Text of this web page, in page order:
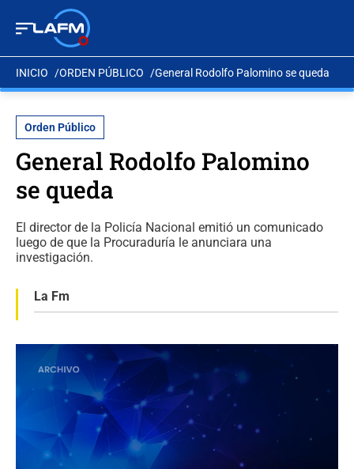
INICIO ORDEN PÚBLICO General Rodolfo Palomino se queda
Orden Público
General Rodolfo Palomino
se queda
El director de la Policía Nacional emitió un comunicado
luego de que la Procuraduría le anunciara una
investigación.
La Fm